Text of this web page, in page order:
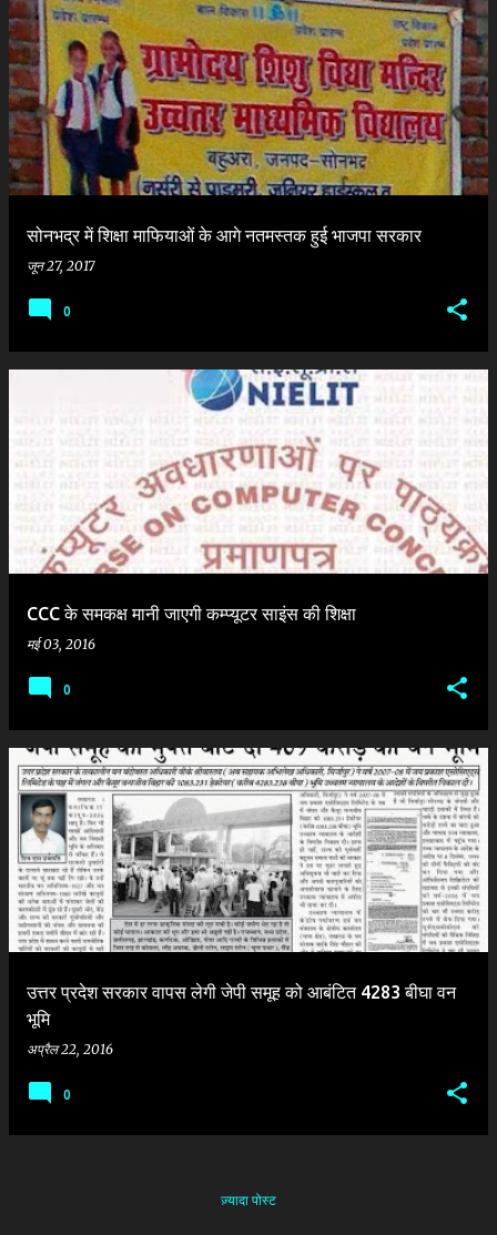
सोनभद्र में शिक्षा माफियाओं के आगे नतमस्तक हुई भाजपा सरकार
जून 27, 2017
0
CCC के समकक्ष मानी जाएगी कम्प्यूटर साइंस की शिक्षा
मई 03, 2016
0
उत्तर प्रदेश सरकार वापस लेगी जेपी समूह को आबंटित 4283 बीघा वन
भूमि
अप्रैल 22, 2016
0
ज़्यादा पोस्ट